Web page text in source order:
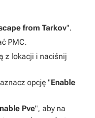
from Tarkov".
PMC.
z lokacji i naciśnij
opcję "Enable
Pve", aby na